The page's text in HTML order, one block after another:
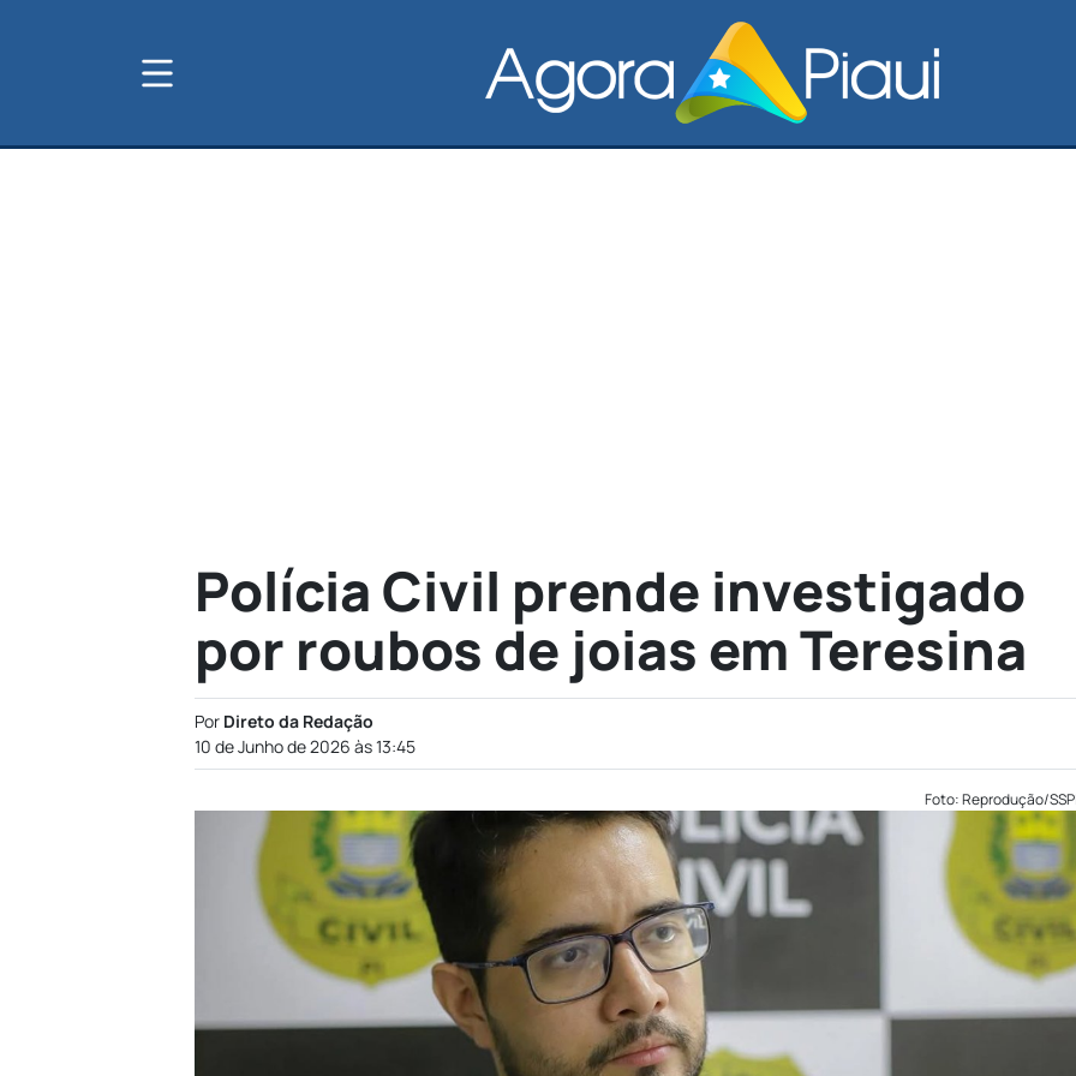
Polícia Civil prende investigado
por roubos de joias em Teresina
Por Direto da Redação
10 de Junho de 2026 às 13:45
Foto: Reprodução/